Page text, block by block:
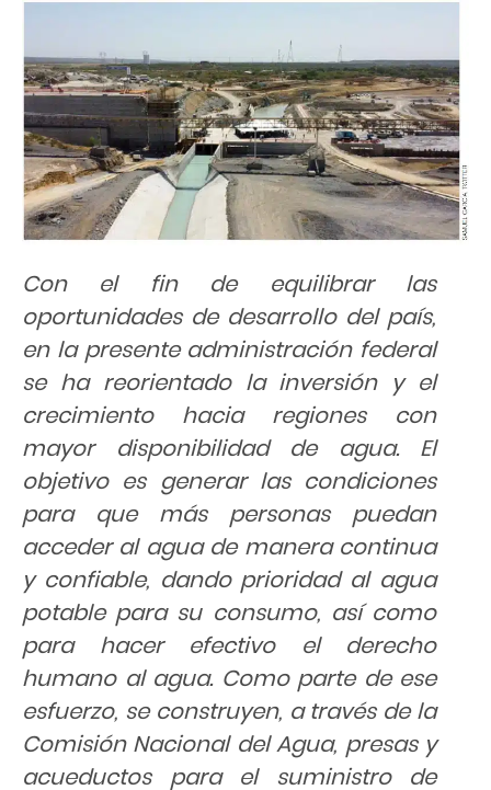
Con el fin de equilibrar las
oportunidades de desarrollo del país,
en la presente administración federal
se ha reorientado la inversión y el
crecimiento hacia regiones con
mayor disponibilidad de agua. El
objetivo es generar las condiciones
para que más personas puedan
acceder al agua de manera continua
y confiable, dando prioridad al agua
potable para su consumo, así como
para hacer efectivo el derecho
humano al agua. Como parte de ese
esfuerzo, se construyen, a través de la
Comisión Nacional del Agua, presas y
acueductos para el suministro de